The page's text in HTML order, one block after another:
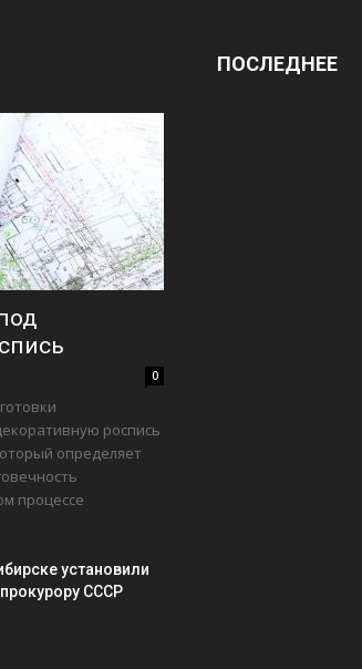
0
роспись
определяет
процессе
установили
СССР
ПОСЛЕДНЕЕ